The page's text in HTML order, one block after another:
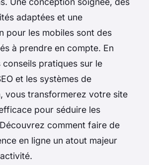
adaptées et une
pour les mobiles sont des
à prendre en compte. En
conseils pratiques sur le
et les systèmes de
vous transformerez votre site
pour séduire les
comment faire de
en ligne un atout majeur